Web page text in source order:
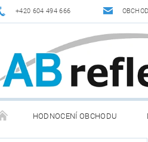
+420 604 494 666
HODNOCENÍ OBCHODU